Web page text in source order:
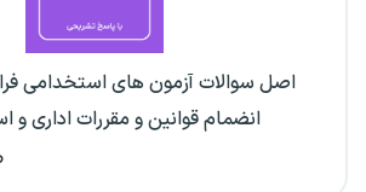
انضمام قوانین و مقررات اداری و